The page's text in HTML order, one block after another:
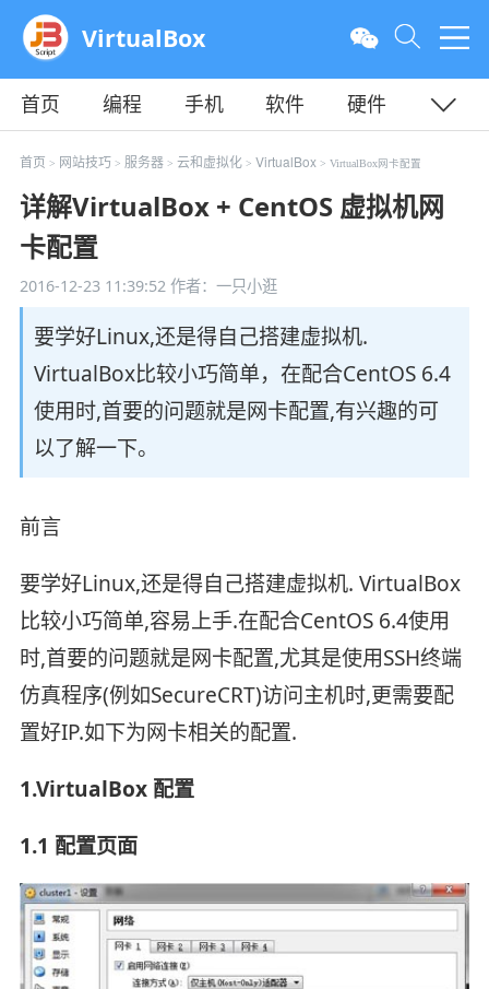
VirtualBox
首页 编程 手机 软件
硬件
教程
平面 服务器
首页 > 网站技巧 > 服务器> 云和虚拟化> VirtualBox> VirtualBox网卡配置
详解VirtualBox + CentOS 虚拟机网
卡配置
2016-12-23 11:39:52作者：一只小逛
要学好Linux,还是得自己搭建虚拟机.
VirtualBox比较小巧简单，在配合CentOS 6.4
使用时,首要的问题就是网卡配置,有兴趣的可
以了解一下。
前言
要学好Linux,还是得自己搭建虚拟机. VirtualBox
比较小巧简单,容易上手.在配合CentOS 6.4使用
时,首要的问题就是网卡配置,尤其是使用SSH终端
仿真程序(例如SecureCRT)访问主机时,更需要配
置好IP.如下为网卡相关的配置.
1.VirtualBox 配置
1.1 配置页面